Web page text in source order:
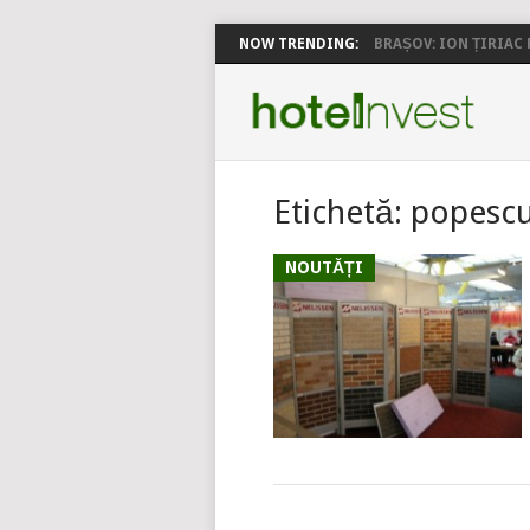
NOW TRENDING: BRAȘOV: ION ȚIRIAC
Etichetă:
NOUTĂȚI